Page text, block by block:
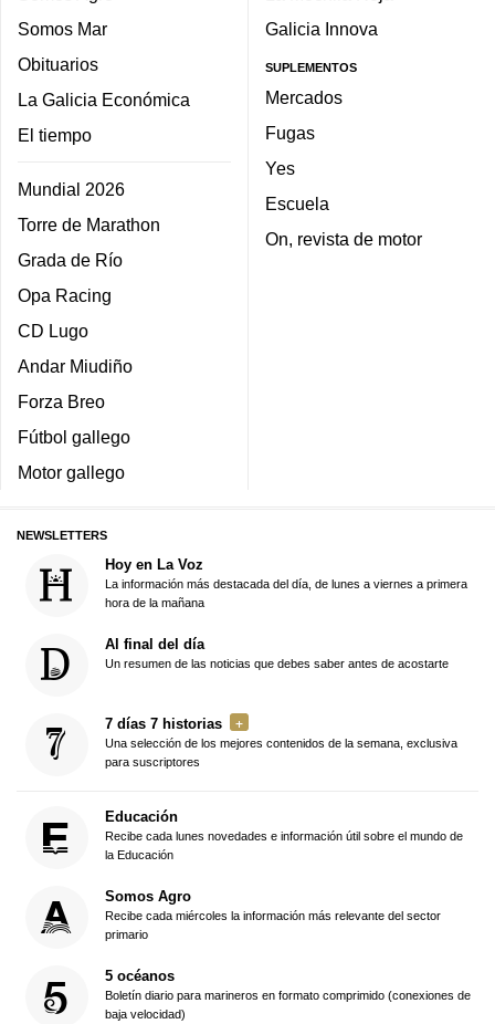
Somos Mar
Obituarios
La Galicia Económica
El tiempo
Mundial 2026
Torre de Marathon
Grada de Río
Opa Racing
CD Lugo
Andar Miudiño
Forza Breo
Fútbol gallego
Motor gallego
Galicia Innova
SUPLEMENTOS
Mercados
Fugas
Yes
Escuela
On, revista de motor
NEWSLETTERS
Hoy en La Voz
La información más destacada del día, de lunes a viernes a primera
hora de la mañana
Al final del día
Un resumen de las noticias que debes saber antes de acostarte
7 días 7 historias
Una selección de los mejores contenidos de la semana, exclusiva
para suscriptores
Educación
Recibe cada lunes novedades e información útil sobre el mundo de
la Educación
Somos Agro
Recibe cada miércoles la información más relevante del sector
primario
5 océanos
Boletín diario para marineros en formato comprimido (conexiones de
baja velocidad)